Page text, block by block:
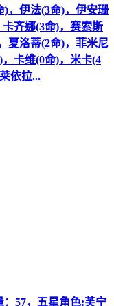
)，伊法(3命)，伊安珊
齐娜(3命)，赛索斯
夏洛蒂(2命)，菲米尼
卡维(0命)，米卡(4
依拉...
：57，五星角色:芙宁